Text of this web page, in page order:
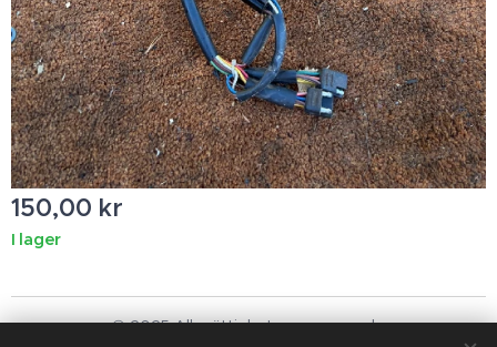
150,00 kr
I lager
© 2025 Alla rättigheter reserverade